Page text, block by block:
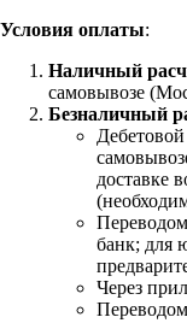
Условия оплаты:
Наличный
самовывозе
Безналичный
доставке
банк;
Через